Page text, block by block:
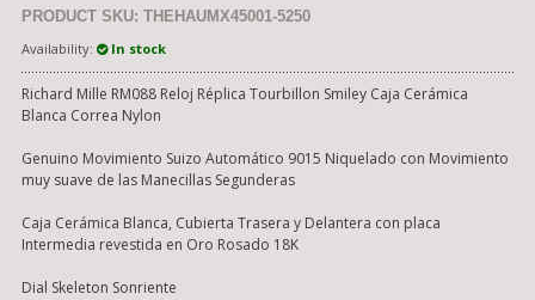
PRODUCT SKU: THEHAUMX45001-5250
Availability:
In stock
Richard Mille RM088 Reloj Réplica Tourbillon Smiley Caja Cerámica
Blanca Correa Nylon
Genuino Movimiento Suizo Automático 9015 Niquelado con Movimiento
muy suave de las Manecillas Segunderas
Caja Cerámica Blanca, Cubierta Trasera y Delantera con placa
Intermedia revestida en Oro Rosado 18K
Dial Skeleton Sonriente